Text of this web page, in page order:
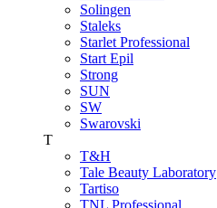
Solingen
Staleks
Starlet Professional
Start Epil
Strong
SUN
SW
Swarovski
T
T&H
Tale Beauty Laboratory
Tartiso
TNL Professional